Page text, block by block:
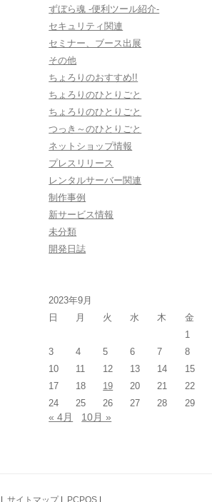
ずぼら魂 -便利ツール紹介-
セキュリティ関連
セミナー、ブース出展
その他
ちょろりのおすすめ!!
ちょろりのひとりごと
ちょろりのひとりごと
つっき～のひとりごと
ネットショップ情報
プレスリリース
レンタルサーバー関連
制作事例
新サービス情報
未分類
開発日誌
2023年9月
日
月 火 水 木 金
1
3
4 5 6 7 8
10
11 12 13 14 15
17
18 19 20 21 22
24
25 26 27 28 29
« 4月 10月 »
サイトマップ| PCPOS